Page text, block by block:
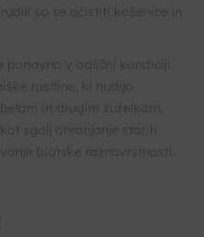
so se očistiti košenice in
ponovno v odlični kondiciji.
rastline, ki nudijo
in drugim žuželkam.
zgolj ohranjanje starih
biotske raznovrstnosti.